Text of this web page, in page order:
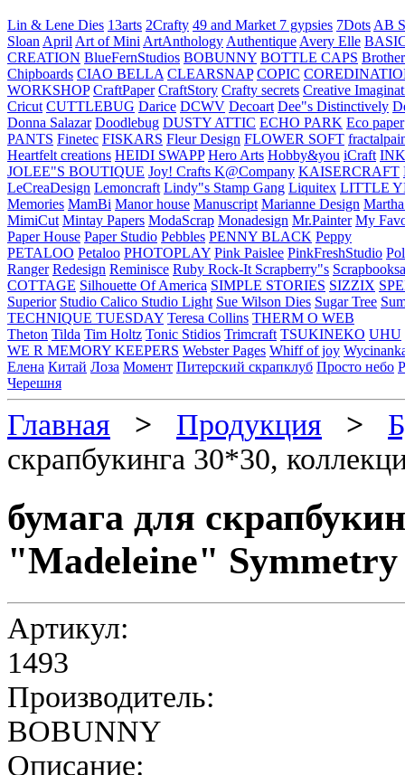
Lin & Lene Dies 13arts 2Crafty 49 and Market 7 gypsies 7Dots AB
Sloan April Art of Mini ArtAnthology Authentique Avery Elle
CREATION BlueFernStudios BOBUNNY BOTTLE CAPS Brother
Chipboards CIAO BELLA CLEARSNAP COPIC
WORKSHOP CraftPaper CraftStory Crafty secrets Creative
Cricut CUTTLEBUG Darice DCWV Decoart Dee"s Distinctively
Donna Salazar Doodlebug DUSTY ATTIC ECHO PARK Eco paper
PANTS Finetec FISKARS Fleur Design FLOWER SOFT
Heartfelt creations HEIDI SWAPP Hero Arts Hobby&you iCraft
JOLEE"S BOUTIQUE Joy! Crafts K@Company KAISERCRAFT
LeCreaDesign Lemoncraft Lindy"s Stamp Gang Liquitex LITTLE
Memories MamBi Manor house Manuscript Marianne Design
MimiCut Mintay Papers ModaScrap Monadesign Mr.Painter My
Paper House Paper Studio Pebbles PENNY BLACK Peppy
PETALOO Petaloo PHOTOPLAY Pink Paislee PinkFreshStudio
Ranger Redesign Reminisce Ruby Rock-It Scrapberry"s
COTTAGE Silhouette Of America SIMPLE STORIES SIZZIX
Superior Studio Calico Studio Light Sue Wilson Dies Sugar Tree
TECHNIQUE TUESDAY Teresa Collins THERM O WEB
Theton Tilda Tim Holtz Tonic Stidios Trimcraft TSUKINEKO UHU
WE R MEMORY KEEPERS Webster Pages Whiff of joy
Елена Китай Лоза Момент Питерский скрапклуб Просто небо
Черешня
Главная > Продукция >
скрапбукинга 30*30,
бумага для
"Madeleine" Symmetry
Артикул:
1493
Производитель:
BOBUNNY
Описание: